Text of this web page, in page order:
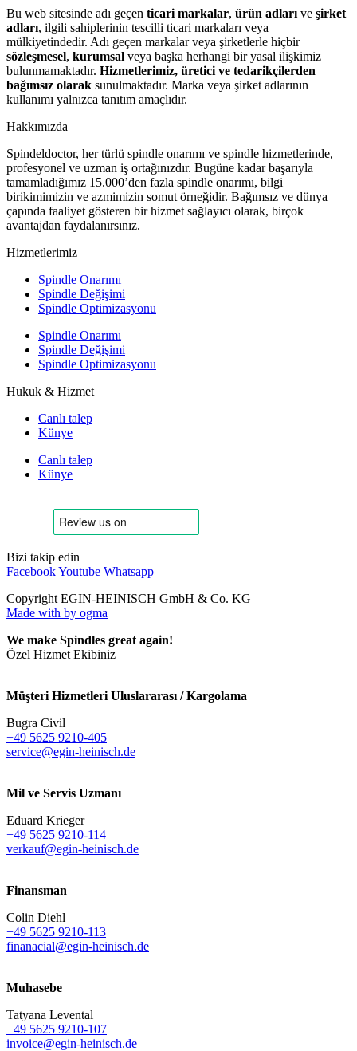
Bu web sitesinde adı geçen ticari markalar, ürün adları ve şirket
adları, ilgili sahiplerinin tescilli ticari markaları veya
mülkiyetindedir. Adı geçen markalar veya şirketlerle hiçbir
sözleşmesel, kurumsal veya başka herhangi bir yasal ilişkimiz
bulunmamaktadır. Hizmetlerimiz, üretici ve tedarikçilerden
bağımsız olarak sunulmaktadır. Marka veya şirket adlarının
kullanımı yalnızca tanıtım amaçlıdır.
Hakkımızda
Spindeldoctor, her türlü spindle onarımı ve spindle hizmetlerinde,
profesyonel ve uzman iş ortağınızdır. Bugüne kadar başarıyla
tamamladığımız 15.000’den fazla spindle onarımı, bilgi
birikimimizin ve azmimizin somut örneğidir. Bağımsız ve dünya
çapında faaliyet gösteren bir hizmet sağlayıcı olarak, birçok
avantajdan faydalanırsınız.
Hizmetlerimiz
Spindle Onarımı
Spindle Değişimi
Spindle Optimizasyonu
Spindle Onarımı
Spindle Değişimi
Spindle Optimizasyonu
Hukuk & Hizmet
Canlı talep
Künye
Canlı talep
Künye
Bizi takip edin
FacebookYoutube Whatsapp
Copyright EGIN-HEINISCH GmbH & Co. KG
Made with by ogma
We make Spindles great again!
Özel Hizmet Ekibiniz
Müşteri Hizmetleri Uluslararası / Kargolama
Bugra Civil
+49 5625 9210-405
service@egin-heinisch.de
Mil ve Servis Uzmanı
Eduard Krieger
+49 5625 9210-114
verkauf@egin-heinisch.de
Finansman
Colin Diehl
+49 5625 9210-113
finanacial@egin-heinisch.de
Muhasebe
Tatyana Levental
+49 5625 9210-107
invoice@egin-heinisch.de